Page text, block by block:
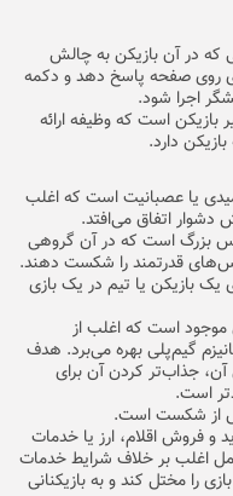
که در آن بازیکن به چالش
روی صفحه پاسخ دهد و دکمه
اجرا شود.
است که وظیفه ارائه
دارد.
یا عصبانیت است که اغلب
دشوار اتفاق می‌افتد.
بزرگ است که در آن گروهی
قدرتمند را شکست دهند.
بازیکن یا تیم در یک بازی
موجود است که اغلب از
گیم‌پلی بهره می‌برد. هدف
جذاب‌تر کردن آن برای
است.
از شکست است.
و فروش اقلام، ارز یا خدمات
اغلب بر خلاف شرایط خدمات
را مختل کند و به بازیکنانی